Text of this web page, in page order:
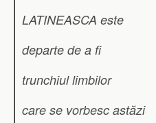
LATINEASCA este
departe de a fi
trunchiul limbilor
care se vorbesc astăzi